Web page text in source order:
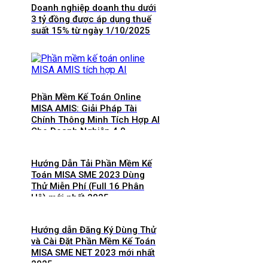
Doanh nghiệp doanh thu dưới
3 tỷ đồng được áp dụng thuế
suất 15% từ ngày 1/10/2025
Phần Mềm Kế Toán Online
MISA AMIS: Giải Pháp Tài
Chính Thông Minh Tích Hợp AI
Cho Doanh Nghiệp 4.0
Hướng Dẫn Tải Phần Mềm Kế
Toán MISA SME 2023 Dùng
Thử Miễn Phí (Full 16 Phân
Hệ) mới nhất 2025
Hướng dẫn Đăng Ký Dùng Thử
và Cài Đặt Phần Mềm Kế Toán
MISA SME NET 2023 mới nhất
2025